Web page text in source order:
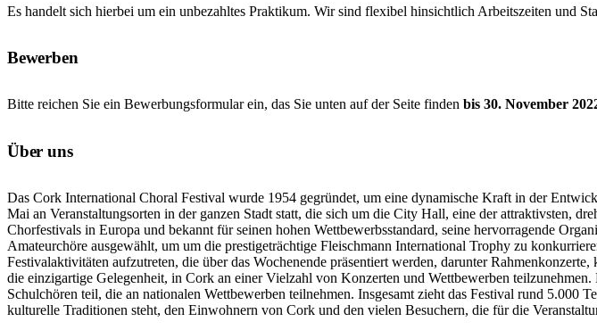
Es handelt sich hierbei um ein unbezahltes Praktikum. Wir sind flexibel hinsichtlich Arbeitszeiten und
Bewerben
Bitte reichen Sie ein Bewerbungsformular ein, das Sie unten auf der Seite finden bis 30. November
Über uns
Das Cork International Choral Festival wurde 1954 gegründet, um eine dynamische Kraft in der
Mai an Veranstaltungsorten in der ganzen Stadt statt, die sich um die City Hall, eine der attraktivsten,
Chorfestivals in Europa und bekannt für seinen hohen Wettbewerbsstandard, seine hervorragende
Amateurchöre ausgewählt, um um die prestigeträchtige Fleischmann International Trophy zu
Festivalaktivitäten aufzutreten, die über das Wochenende präsentiert werden, darunter
die einzigartige Gelegenheit, in Cork an einer Vielzahl von Konzerten und Wettbewerben
Schulchören teil, die an nationalen Wettbewerben teilnehmen. Insgesamt zieht das Festival rund
kulturelle Traditionen steht, den Einwohnern von Cork und den vielen Besuchern, die für die